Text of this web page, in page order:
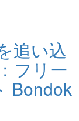
追い込
フリー
Bondok